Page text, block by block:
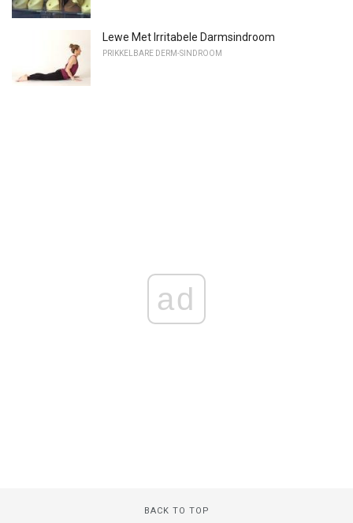
Lewe Met Irritabele Darmsindroom
PRIKKELBARE DERM-SINDROOM
ad
BACK TO TOP